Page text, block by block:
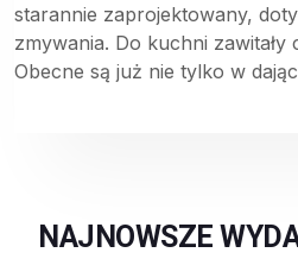
starannie zaprojektowany,
zmywania. Do kuchni zawitały
Obecne są już nie tylko w
NAJNOWSZE